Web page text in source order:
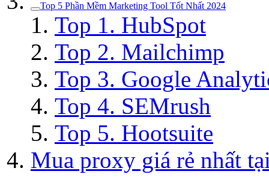
Top 5 Phần Mềm Marketing Tool Tốt Nhất 2024
Top 1. HubSpot
Top 2. Mailchimp
Top 3. Google
Top 4. SEMrush
Top 5. Hootsuite
Mua proxy giá rẻ nhất